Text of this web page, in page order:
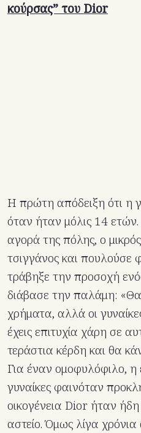
κούρσας” του Dior
Η πρώτη απόδειξη ότι η
όταν ήταν μόλις 14
αγορά της πόλης, ο
τσιγγάνος και πουλούσε
τράβηξε την προσοχή
διάβασε την παλάμη:
χρήματα, αλλά οι
έχεις επιτυχία χάρη σε
τεράστια κέρδη και θα
Για έναν ομοφυλόφιλο, η
γυναίκες φαινόταν
οικογένεια Dior ήταν
αστείο. Όμως λίγα